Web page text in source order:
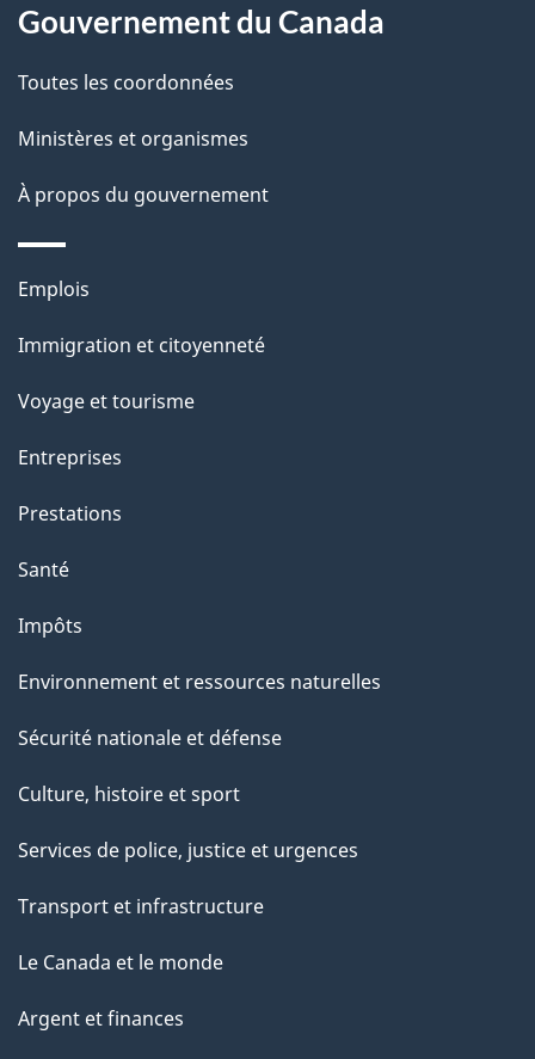
i
l
s
d
e
l
a
p
a
g
e
propos
de
ce
site
Gouvernement du Canada
Toutes les coordonnées
Ministères et organismes
À propos du gouvernement
Thèmes
sujets
Emplois
Immigration et citoyenneté
Voyage et tourisme
Entreprises
Prestations
Santé
Impôts
Environnement et ressources naturelles
Sécurité nationale et défense
Culture, histoire et sport
Services de police, justice et urgences
Transport et infrastructure
Le Canada et le monde
Argent et finances